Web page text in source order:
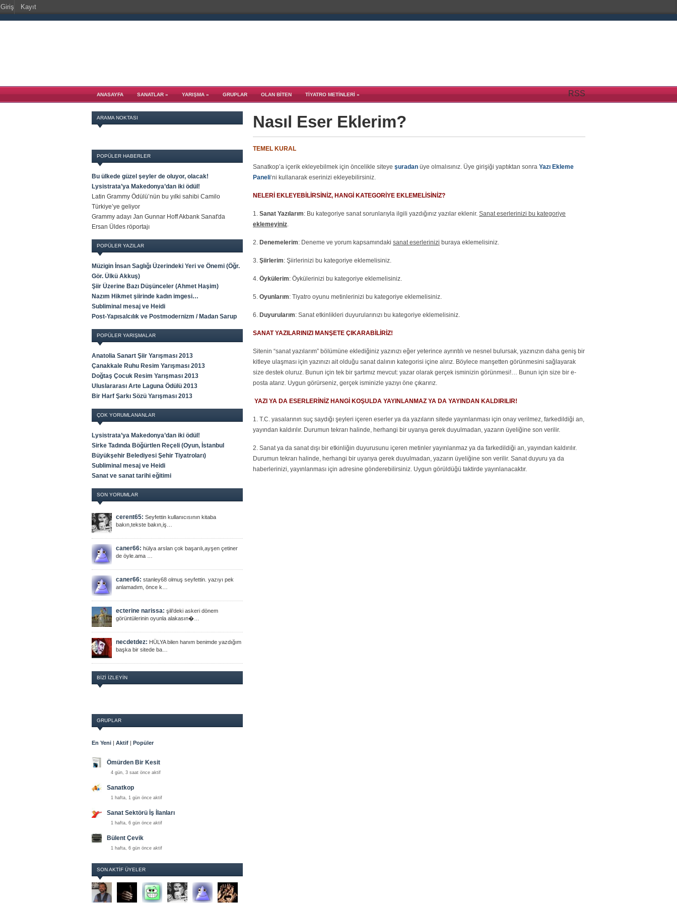
ANASAYFA SANATLAR» YARIŞMA» GRUPLAR OLAN BITEN TIYATRO METINLERI» RSS
Nasıl Eser Eklerim?
TEMEL KURAL
Sanatkop’a içerik ekleyebilmek için öncelikle siteye şuradan üye olmalısınız. Üye girişiği yaptıktan sonra Yazı Ekleme
Paneli‘ni kullanarak eserinizi ekleyebilirsiniz.
NELERİ EKLEYEBİLİRSİNİZ, HANGİ KATEGORİYE EKLEMELİSİNİZ?
1. Sanat Yazılarım: Bu kategoriye sanat sorunlarıyla ilgili yazdığınız yazılar eklenir. Sanat eserlerinizi bu kategoriye
eklemeyiniz.
2. Denemelerim: Deneme ve yorum kapsamındaki sanat eserlerinizi buraya eklemelisiniz.
3. Şiirlerim: Şiirlerinizi bu kategoriye eklemelisiniz.
4. Öykülerim: Öykülerinizi bu kategoriye eklemelisiniz.
5. Oyunlarım: Tiyatro oyunu metinlerinizi bu kategoriye eklemelisiniz.
6. Duyurularım: Sanat etkinlikleri duyurularınızı bu kategoriye eklemelisiniz.
SANAT YAZILARINIZI MANŞETE ÇIKARABİLİRİZ!
Sitenin “sanat yazılarım” bölümüne eklediğiniz yazınızı eğer yeterince ayrıntılı ve nesnel bulursak, yazınızın daha geniş bir
kitleye ulaşması için yazınızı ait olduğu sanat dalının kategorisi içine alırız. Böylece manşetten görünmesini sağlayarak
size destek oluruz. Bunun için tek bir şartımız mevcut: yazar olarak gerçek isminizin görünmesi!… Bunun için size bir e-
posta atarız. Uygun görürseniz, gerçek isminizle yazıyı öne çıkarırız.
YAZI YA DA ESERLERİNİZ HANGİ KOŞULDA YAYINLANMAZ YA DA YAYINDAN KALDIRILIR!
1. T.C. yasalarının suç saydığı şeyleri içeren eserler ya da yazıların sitede yayınlanması için onay verilmez, farkedildiği an,
yayından kaldırılır. Durumun tekrarı halinde, herhangi bir uyarıya gerek duyulmadan, yazarın üyeliğine son verilir.
2. Sanat ya da sanat dışı bir etkinliğin duyurusunu içeren metinler yayınlanmaz ya da farkedildiği an, yayından kaldırılır.
Durumun tekrarı halinde, herhangi bir uyarıya gerek duyulmadan, yazarın üyeliğine son verilir. Sanat duyuru ya da
haberlerinizi, yayınlanması için adresine gönderebilirsiniz. Uygun görüldüğü taktirde yayınlanacaktır.
ARAMA NOKTASI
POPÜLER HABERLER
Bu ülkede güzel şeyler de oluyor, olacak!
Lysistrata’ya Makedonya’dan iki ödül!
Latin Grammy Ödülü’nün bu yılki sahibi Camilo
Türkiye’ye geliyor
Grammy adayı Jan Gunnar Hoff Akbank Sanat'da
Ersan Üldes röportajı
POPÜLER YAZILAR
Müzigin İnsan Saglığı Üzerindeki Yeri ve Önemi (Öğr.
Gör. Ülkü Akkuş)
Şiir Üzerine Bazı Düşünceler (Ahmet Haşim)
Nazım Hikmet şiirinde kadın imgesi…
Subliminal mesaj ve Heidi
Post-Yapısalcılık ve Postmodernizm / Madan Sarup
POPÜLER YARIŞMALAR
Anatolia Sanart Şiir Yarışması 2013
Çanakkale Ruhu Resim Yarışması 2013
Doğtaş Çocuk Resim Yarışması 2013
Uluslararası Arte Laguna Ödülü 2013
Bir Harf Şarkı Sözü Yarışması 2013
ÇOK YORUMLANANLAR
Lysistrata’ya Makedonya’dan iki ödül!
Sirke Tadında Böğürtlen Reçeli (Oyun, İstanbul
Büyükşehir Belediyesi Şehir Tiyatroları)
Subliminal mesaj ve Heidi
Sanat ve sanat tarihi eğitimi
SON YORUMLAR
cerent65: Seyfettin kullanıcısının kitaba
bakın,tekste bakın,iş…
caner66: hülya arslan çok başarılı,ayşen çetiner
de öyle.ama …
caner66: stanley68 olmuş seyfettin. yazıyı pek
anlamadım, önce k…
ecterine narissa: şili'deki askeri dönem
görüntülerinin oyunla alakasın�…
necdetdez: HÜLYA bilen hanım benimde yazdığım
başka bir sitede ba…
BIZI İZLEYIN
GRUPLAR
En Yeni | Aktif | Popüler
Ömürden Bir Kesit
4 gün, 3 saat önce aktif
Sanatkop
1 hafta, 1 gün önce aktif
Sanat Sektörü İş İlanları
1 hafta, 6 gün önce aktif
Bülent Çevik
1 hafta, 6 gün önce aktif
SON AKTIF ÜYELER
Giriş Kayıt